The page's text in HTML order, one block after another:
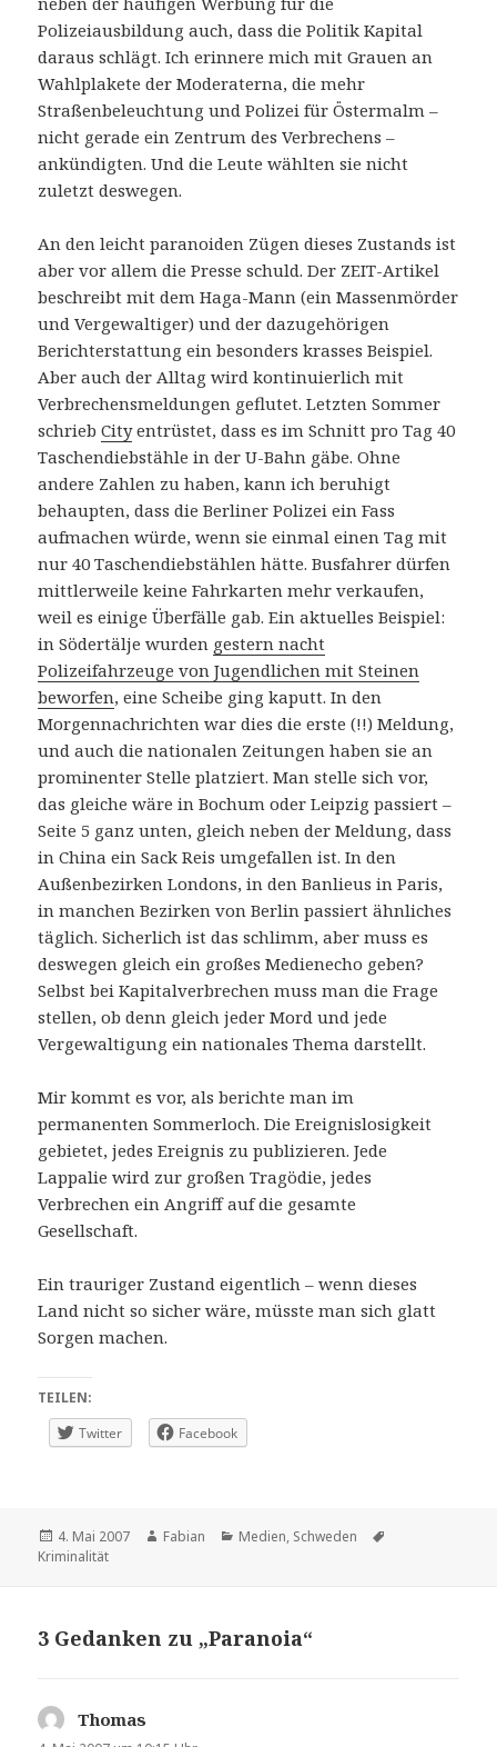
Polizeiausbildung auch, dass die Politik Kapital
daraus schlägt. Ich erinnere mich mit Grauen an
Wahlplakete der Moderaterna, die mehr
Straßenbeleuchtung und Polizei für Östermalm –
nicht gerade ein Zentrum des Verbrechens –
ankündigten. Und die Leute wählten sie nicht
zuletzt deswegen.
An den leicht paranoiden Zügen dieses Zustands ist
aber vor allem die Presse schuld. Der ZEIT-Artikel
beschreibt mit dem Haga-Mann (ein Massenmörder
und Vergewaltiger) und der dazugehörigen
Berichterstattung ein besonders krasses Beispiel.
Aber auch der Alltag wird kontinuierlich mit
Verbrechensmeldungen geflutet. Letzten Sommer
schriebCityentrüstet, dass es im Schnitt pro Tag 40
Taschendiebstähle in der U-Bahn gäbe. Ohne
andere Zahlen zu haben, kann ich beruhigt
behaupten, dass die Berliner Polizei ein Fass
aufmachen würde, wenn sie einmal einen Tag mit
nur 40 Taschendiebstählen hätte. Busfahrer dürfen
mittlerweile keine Fahrkarten mehr verkaufen,
weil es einige Überfälle gab. Ein aktuelles Beispiel:
in Södertälje wurden gestern nacht
Polizeifahrzeuge von Jugendlichen mit Steinen
beworfen, eine Scheibe ging kaputt. In den
Morgennachrichten war dies die erste (!!) Meldung,
und auch die nationalen Zeitungen haben sie an
prominenter Stelle platziert. Man stelle sich vor,
das gleiche wäre in Bochum oder Leipzig passiert –
Seite 5 ganz unten, gleich neben der Meldung, dass
in China ein Sack Reis umgefallen ist. In den
Außenbezirken Londons, in den Banlieus in Paris,
in manchen Bezirken von Berlin passiert ähnliches
täglich. Sicherlich ist das schlimm, aber muss es
deswegen gleich ein großes Medienecho geben?
Selbst bei Kapitalverbrechen muss man die Frage
stellen, ob denn gleich jeder Mord und jede
Vergewaltigung ein nationales Thema darstellt.
Mir kommt es vor, als berichte man im
permanenten Sommerloch. Die Ereignislosigkeit
gebietet, jedes Ereignis zu publizieren. Jede
Lappalie wird zur großen Tragödie, jedes
Verbrechen ein Angriff auf die gesamte
Gesellschaft.
Ein trauriger Zustand eigentlich – wenn dieses
Land nicht so sicher wäre, müsste man sich glatt
Sorgen machen.
TEILEN:
Twitter
Facebook
Veröffentlicht
am
4. Mai 2007 Autor
Fabian Kategorien
Medien, Schweden
Kriminalität
3 Gedanken zu „Paranoia“
Thomas